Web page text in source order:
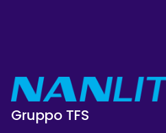
Gruppo TFS